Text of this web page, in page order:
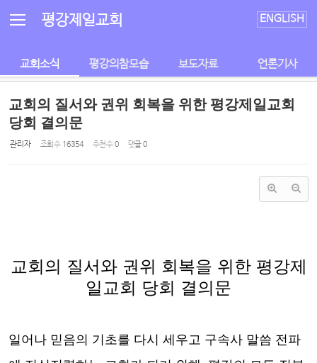
평강제일교회 ENGLISH
교회소식 평강의참모습 보도자료 언론기사
교회의 질서와 권위 회복을 위한 평강제일교회
당회 결의문
관리자 조회 수 16354 추천 수0 댓글0
교회의 질서와 권위 회복을 위한 평강제
일교회 당회 결의문
일어나 믿음의 기초를 다시 세우고 구속사 말씀 전파